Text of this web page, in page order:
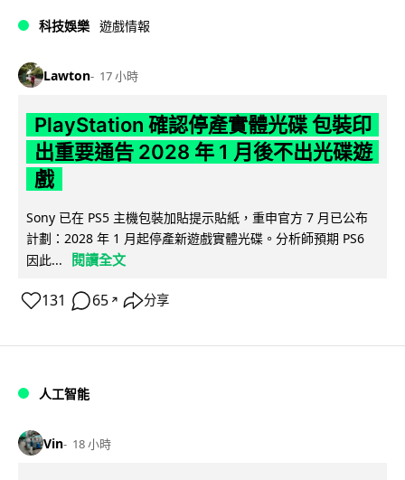
科技娛樂 遊戲情報
Lawton 17 小時
PlayStation 確認停產實體光碟 包裝印
出重要通告 2028 年 1 月後不出光碟遊
戲
Sony 已在 PS5 主機包裝加貼提示貼紙，重申官方 7 月已公布
計劃：2028 年 1 月起停產新遊戲實體光碟。分析師預期 PS6
因此...
閱讀全文
131 65 ↗ 分享
人工智能
Vin 18 小時